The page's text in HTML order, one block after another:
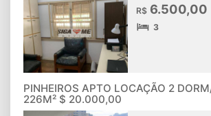
R$ 6.500,00
3
PINHEIROS APTO LOCAÇÃO 2
226M² $ 20.000,00